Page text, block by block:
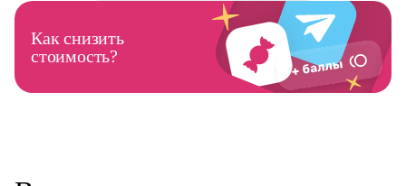
Как снизить
стоимость?